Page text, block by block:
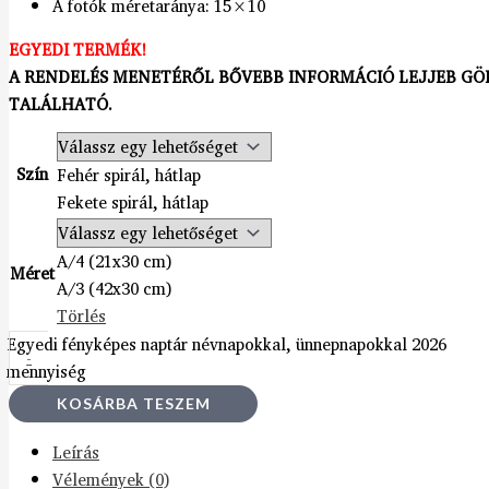
A fotók méretaránya: 15×10
EGYEDI TERMÉK!
A RENDELÉS MENETÉRŐL BŐVEBB INFORMÁCIÓ LEJJEB
TALÁLHATÓ.
Szín Fehér spirál, hátlap
Fekete spirál, hátlap
MéretA/4 (21x30 cm)
A/3 (42x30 cm)
Törlés
-
Egyedi fényképes naptár névnapokkal, ünnepnapokkal 2026
mennyiség
KOSÁRBA TESZEM
Leírás
Vélemények (0)